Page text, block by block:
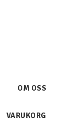
OM OSS
VARUKORG